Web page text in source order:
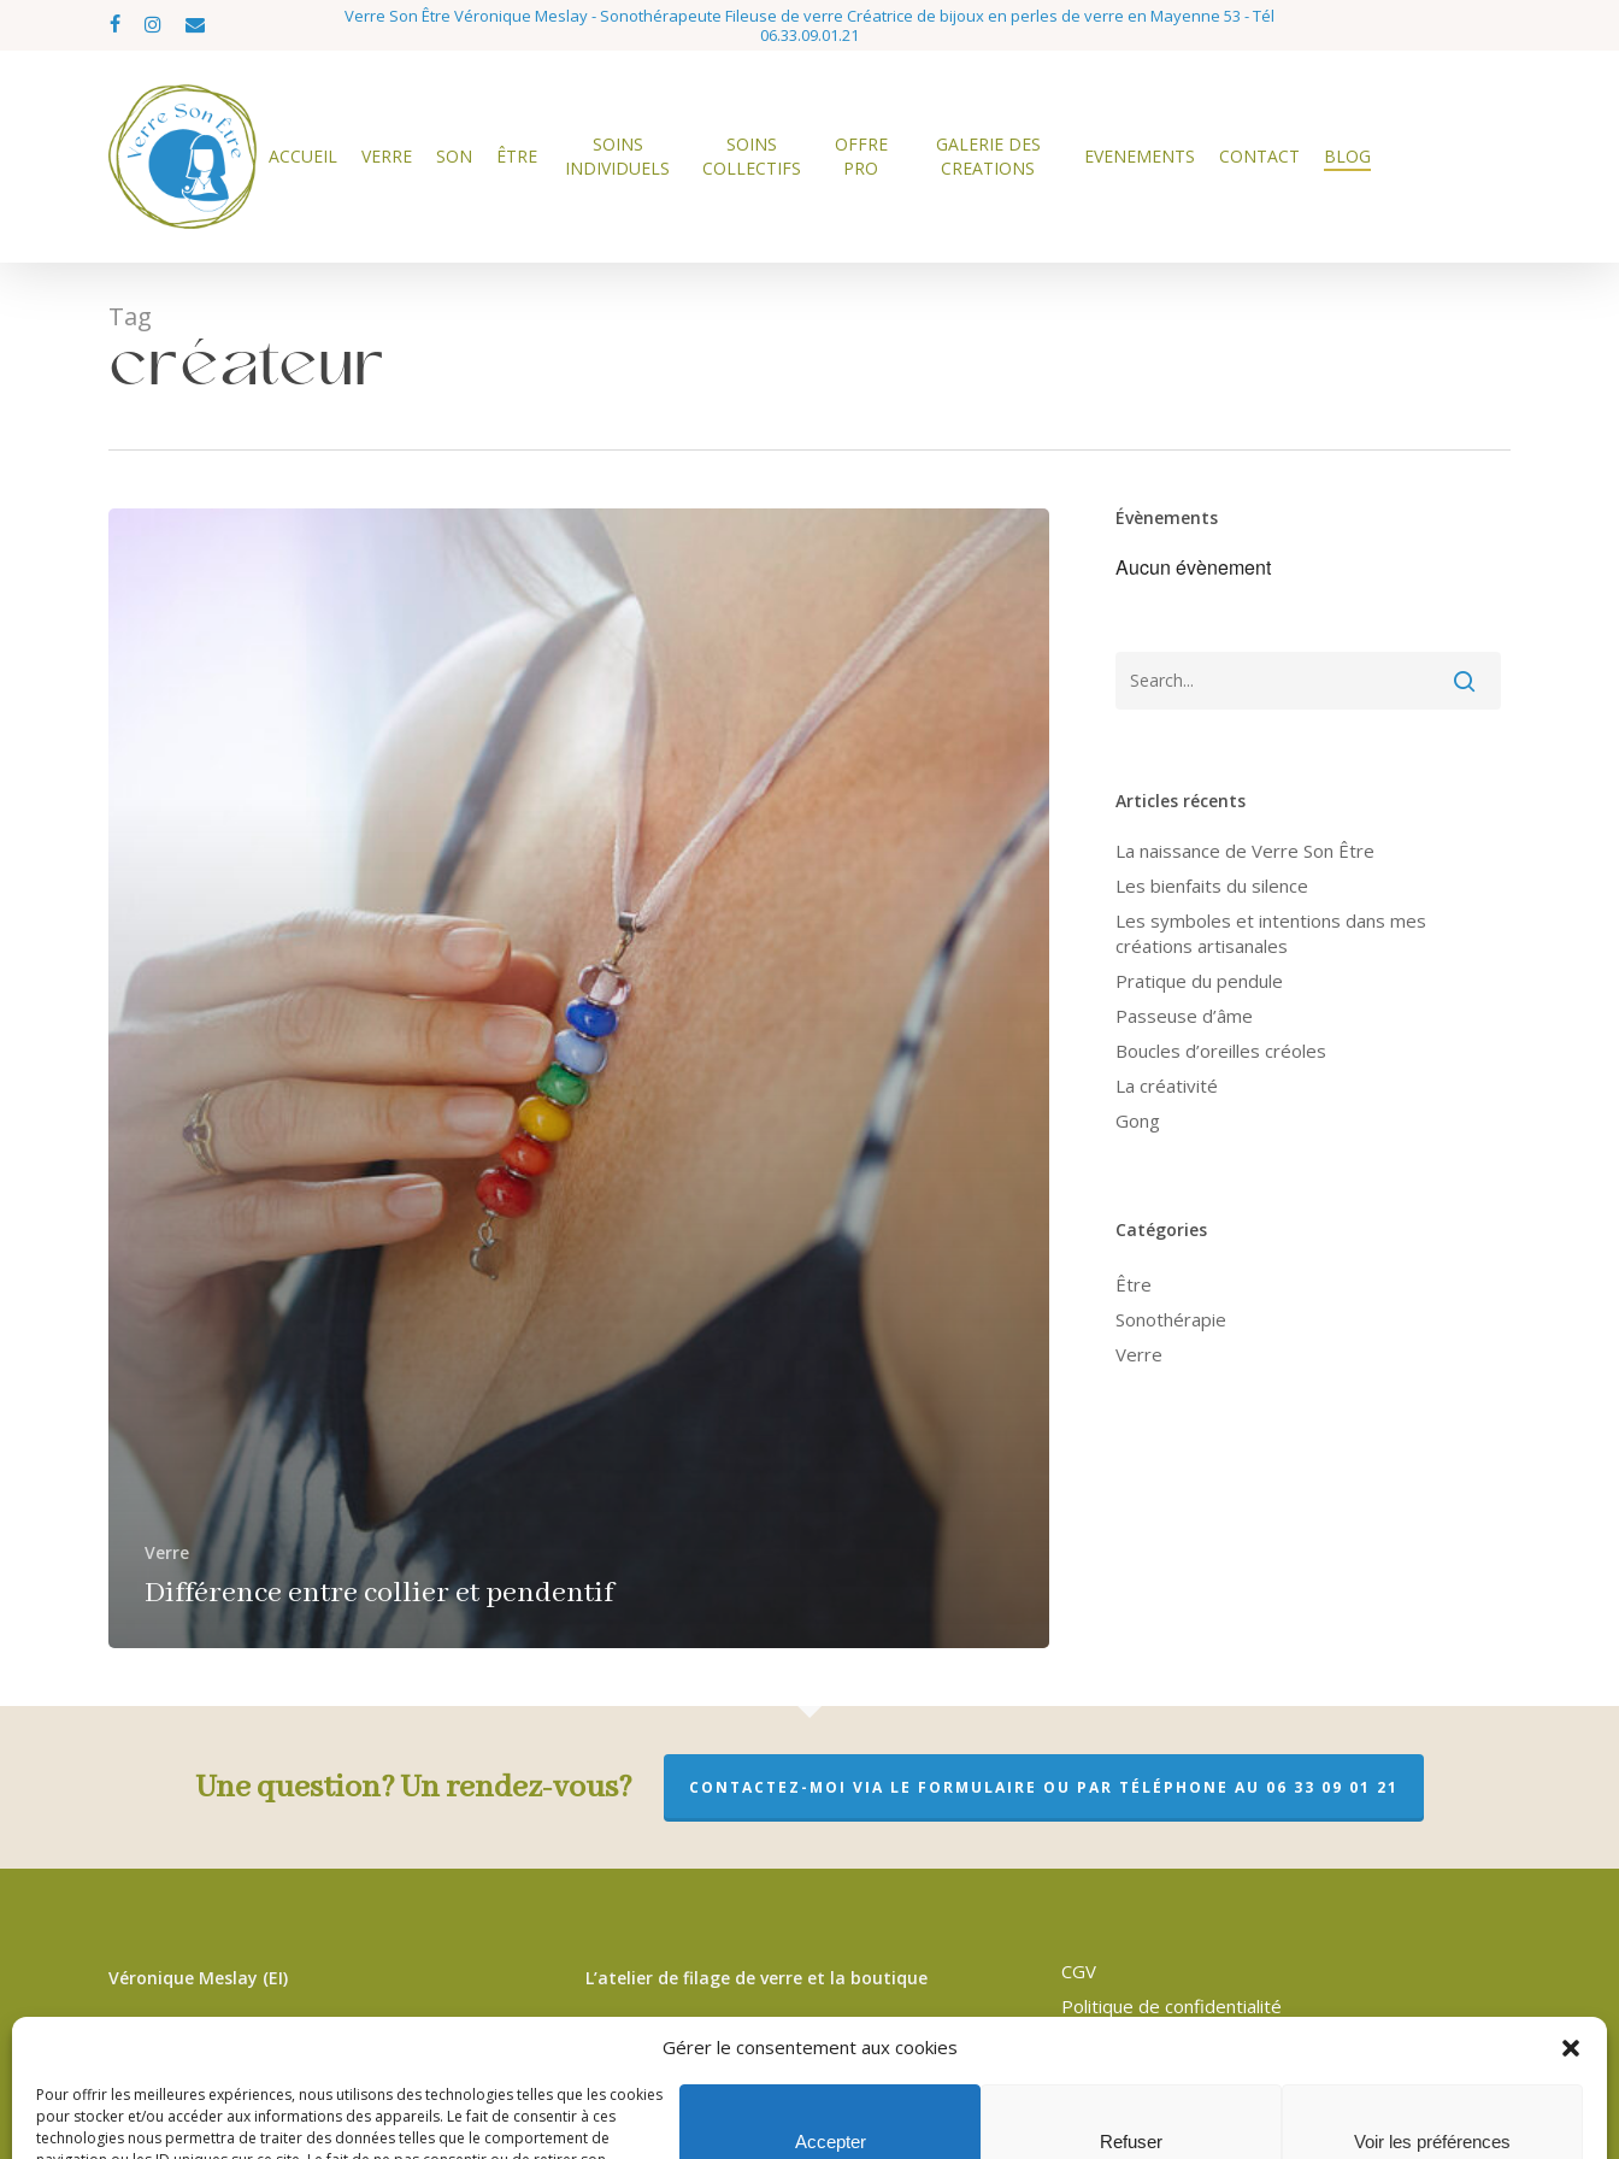
Gérer le consentement aux cookies
Pour offrir les meilleures expériences, nous utilisons des technologies telles que les cookies
pour stocker et/ou accéder aux informations des appareils. Le fait de consentir à ces
technologies nous permettra de traiter des données telles que le comportement de
Accepter Refuser Voir les préférences
facebookinstagram
email
Verre Son Être Véronique Meslay - Sonothérapeute Fileuse de verre Créatrice de bijoux en perles de verre en Mayenne 53 - Tél
06.33.09.01.21
ACCUEIL VERRE SON ÊTRE
SOINS
INDIVIDUELS
SOINS
COLLECTIFS
OFFRE
PRO
GALERIE DES
CREATIONS
EVENEMENTS CONTACT BLOG
Tag
créateur
Verre
Différence entre collier et pendentif
Évènements
Aucun évènement
Articles récents
La naissance de Verre Son Être
Les bienfaits du silence
Les symboles et intentions dans mes
créations artisanales
Pratique du pendule
Passeuse d’âme
Boucles d’oreilles créoles
La créativité
Gong
Catégories
Être
Sonothérapie
Verre
Une question? Un rendez-vous? CONTACTEZ-MOI VIA LE FORMULAIRE OU PAR TÉLÉPHONE AU 06 33 09 01 21
Véronique Meslay (EI)
3bis Rue de Lorraine – 53200 Fromentières
06 33 09 01 21
L’atelier de filage de verre et la boutique
3bis Rue de Lorraine – 53200 Fromentières
06 33 09 01 21
CGV
Politique de confidentialité